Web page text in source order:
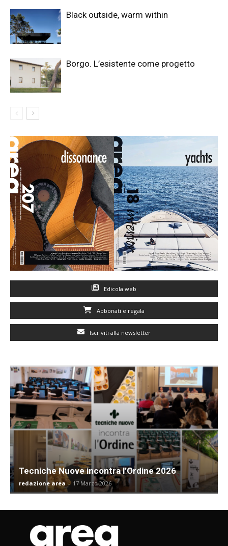
Black outside, warm within
Borgo. L’esistente come progetto
Edicola web
Abbonati e regala
Iscriviti alla newsletter
Tecniche Nuove incontra l’Ordine 2026
redazione area - 17 Marzo 2026